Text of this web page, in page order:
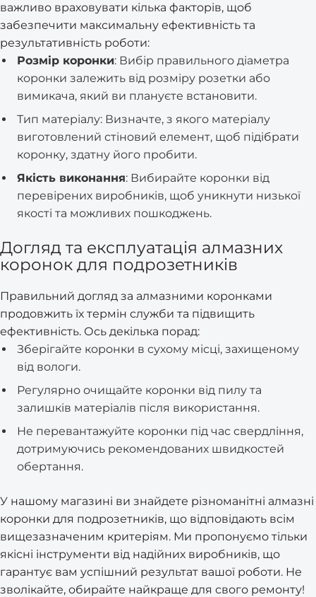
важливо враховувати кілька факторів, щоб
забезпечити максимальну ефективність та
результативність роботи:
Розмір коронки: Вибір правильного діаметра
коронки залежить від розміру розетки або
вимикача, який ви плануєте встановити.
Тип матеріалу: Визначте, з якого матеріалу
виготовлений стіновий елемент, щоб підібрати
коронку, здатну його пробити.
Якість виконання: Вибирайте коронки від
перевірених виробників, щоб уникнути низької
якості та можливих пошкоджень.
Догляд та експлуатація алмазних
коронок для подрозетників
Правильний догляд за алмазними коронками
продовжить їх термін служби та підвищить
ефективність. Ось декілька порад:
Зберігайте коронки в сухому місці, захищеному
від вологи.
Регулярно очищайте коронки від пилу та
залишків матеріалів після використання.
Не перевантажуйте коронки під час свердління,
дотримуючись рекомендованих швидкостей
обертання.
У нашому магазині ви знайдете різноманітні алмазні
коронки для подрозетників, що відповідають всім
вищезазначеним критеріям. Ми пропонуємо тільки
якісні інструменти від надійних виробників, що
гарантує вам успішний результат вашої роботи. Не
зволікайте, обирайте найкраще для свого ремонту!